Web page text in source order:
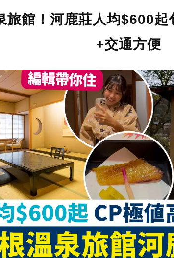
旅館！河鹿莊人均$600
+交通方便